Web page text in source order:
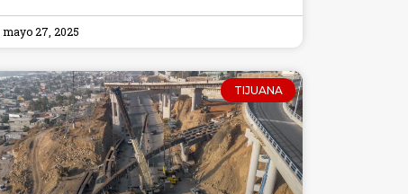
mayo 27, 2025
TIJUANA